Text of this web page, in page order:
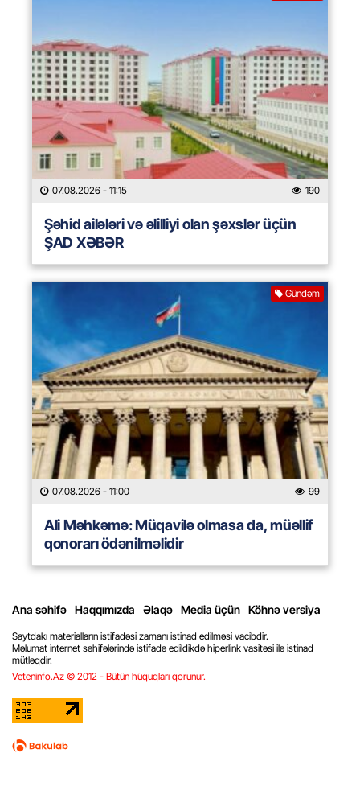
07.08.2026 - 11:15 190
Şəhid ailələri və əlilliyi olan şəxslər üçün
ŞAD XƏBƏR
Gündəm
07.08.2026 - 11:00 99
Ali Məhkəmə: Müqavilə olmasa da, müəllif
qonorarı ödənilməlidir
Ana səhifə Haqqımızda Əlaqə Media üçün Köhnə versiya
Saytdakı materialların istifadəsi zamanı istinad edilməsi vacibdir.
Məlumat internet səhifələrində istifadə edildikdə hiperlink vasitəsi ilə istinad
mütləqdir.
Veteninfo.Az © 2012 - Bütün hüquqları qorunur.